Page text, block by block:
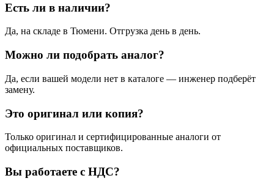
Есть ли в наличии?
Да, на складе в Тюмени. Отгрузка день в день.
Можно ли подобрать аналог?
Да, если вашей модели нет в каталоге — инженер подберёт
замену.
Это оригинал или копия?
Только оригинал и сертифицированные аналоги от
официальных поставщиков.
Вы работаете с НДС?